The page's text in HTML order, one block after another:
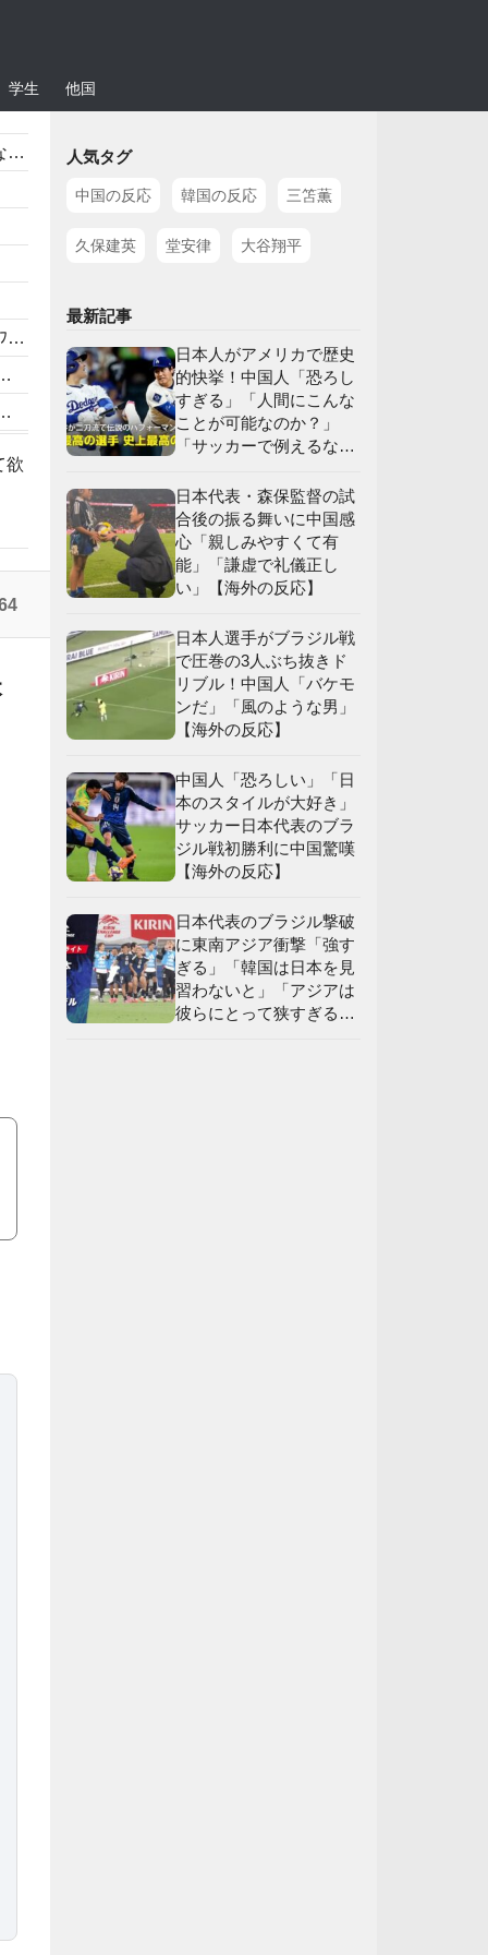
学生 他国
欲
人気タグ
中国の反応 韓国の反応 三笘薫
久保建英 堂安律 大谷翔平
最新記事
日本人がアメリカで歴史
的快挙！中国人「恐ろし
すぎる」「人間にこんな
ことが可能なのか？」
「サッカーで例えるな
日本代表・森保監督の試
合後の振る舞いに中国感
心「親しみやすくて有
能」「謙虚で礼儀正し
い」【海外の反応】
日本人選手がブラジル戦
で圧巻の3人ぶち抜きド
リブル！中国人「バケモ
ンだ」「風のような男」
【海外の反応】
中国人「恐ろしい」「日
本のスタイルが大好き」
サッカー日本代表のブラ
ジル戦初勝利に中国驚嘆
【海外の反応】
日本代表のブラジル撃破
に東南アジア衝撃「強す
ぎる」「韓国は日本を見
習わないと」「アジアは
彼らにとって狭すぎる」